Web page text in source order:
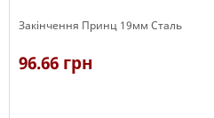
Закінчення Принц 19мм Сталь
96.66 грн